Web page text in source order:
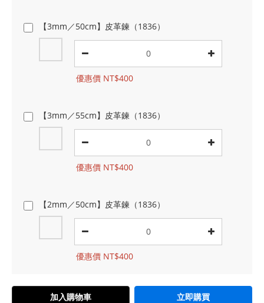
【3mm／50cm】皮革鍊（1836）
優惠價 NT$400
【3mm／55cm】皮革鍊（1836）
優惠價 NT$400
【2mm／50cm】皮革鍊（1836）
優惠價 NT$400
加入購物車 立即購買